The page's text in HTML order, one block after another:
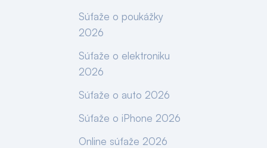
Súťaže o poukážky
2026
Súťaže o elektroniku
2026
Súťaže o auto 2026
Súťaže o iPhone 2026
Online súťaže 2026